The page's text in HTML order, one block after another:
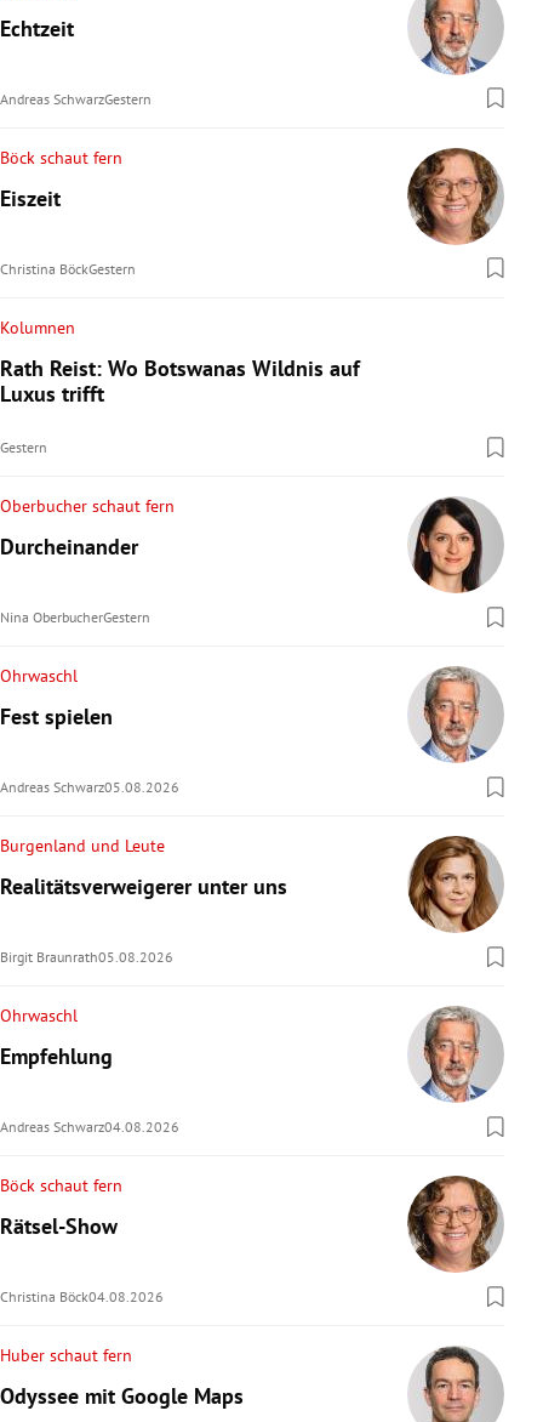
Echtzeit
Andreas SchwarzGestern
Böck schaut fern
Eiszeit
Christina BöckGestern
Kolumnen
Rath Reist: Wo Botswanas Wildnis auf
Luxus trifft
Gestern
Oberbucher schaut fern
Durcheinander
Nina OberbucherGestern
Ohrwaschl
Fest spielen
Andreas Schwarz05.08.2026
Burgenland und Leute
Realitätsverweigerer unter uns
Birgit Braunrath05.08.2026
Ohrwaschl
Empfehlung
Andreas Schwarz04.08.2026
Böck schaut fern
Rätsel-Show
Christina Böck04.08.2026
Huber schaut fern
Odyssee mit Google Maps